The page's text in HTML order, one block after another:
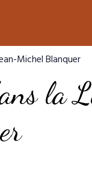
Michel Blanquer
la